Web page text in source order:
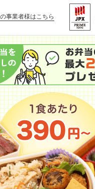
事業者様はこちら